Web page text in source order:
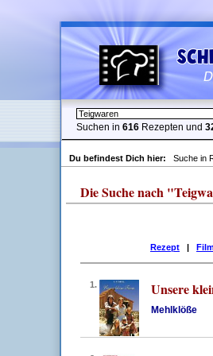
Suchen in 616 Rezepten und
Du befindest Dich hier: Suche in
Die Suche nach
Rezept |
1. Unsere
Mehlklöße